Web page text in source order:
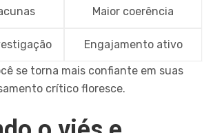
Maior coerência
Engajamento ativo
se torna mais confiante em suas
crítico floresce.